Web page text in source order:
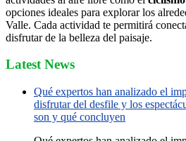
opciones ideales para explorar los
Valle. Cada actividad te permitirá
disfrutar de la belleza del paisaje.
Latest News
Qué expertos han analizado el
disfrutar del desfile y los
son y qué concluyen